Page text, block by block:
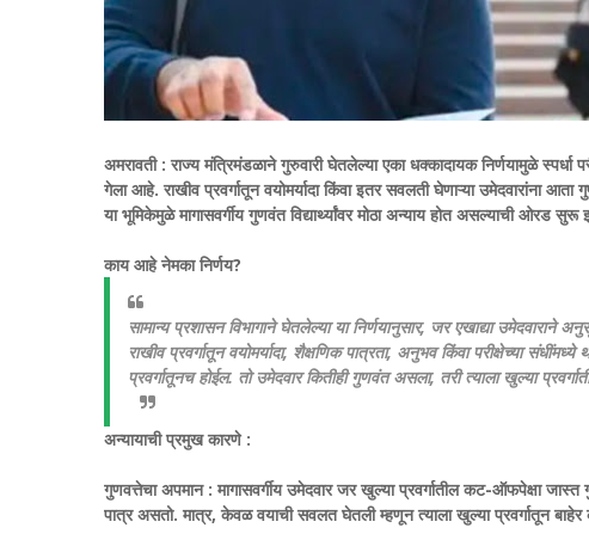
अमरावती : राज्य मंत्रिमंडळाने गुरुवारी घेतलेल्या एका धक्कादायक निर्णयामुळे स्पर्धा
गेला आहे. राखीव प्रवर्गातून वयोमर्यादा किंवा इतर सवलती घेणाऱ्या उमेदवारांना आता
या भूमिकेमुळे मागासवर्गीय गुणवंत विद्यार्थ्यांवर मोठा अन्याय होत असल्याची ओरड
काय आहे नेमका निर्णय?
सामान्य प्रशासन विभागाने घेतलेल्या या निर्णयानुसार, जर एखाद्या उमेदवाराने
राखीव प्रवर्गातून वयोमर्यादा, शैक्षणिक पात्रता, अनुभव किंवा परीक्षेच्या
प्रवर्गातूनच होईल. तो उमेदवार कितीही गुणवंत असला, तरी त्याला खुल्या
अन्यायाची प्रमुख कारणे :
गुणवत्तेचा अपमान : मागासवर्गीय उमेदवार जर खुल्या प्रवर्गातील कट-ऑफपेक्षा
पात्र असतो. मात्र, केवळ वयाची सवलत घेतली म्हणून त्याला खुल्या प्रवर्गातून